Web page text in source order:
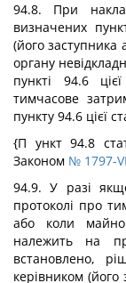
94.8. При
визначених
(його
органу
пункті 94.6
тимчасове
пункту 94.6 цієї
{П ункт 94.8
Законом № 1797-
94.9. У разі
протоколі про
або коли
належить на
встановлено,
керівником